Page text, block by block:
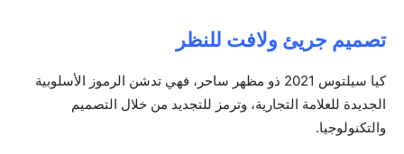
تصميم جريئ ولافت للنظر
كيا سيلتوس 2021 ذو مظهر ساحر، فهي تدشن الرموز الأسلوبية
الجديدة للعلامة التجارية، وترمز للتجديد من خلال التصميم
والتكنولوجيا.